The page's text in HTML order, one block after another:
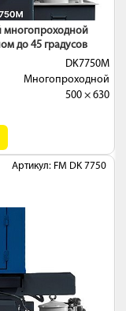
многопроходной
до 45 градусов
DK7750M
Многопроходной
500 × 630
Артикул: FM DK 7750